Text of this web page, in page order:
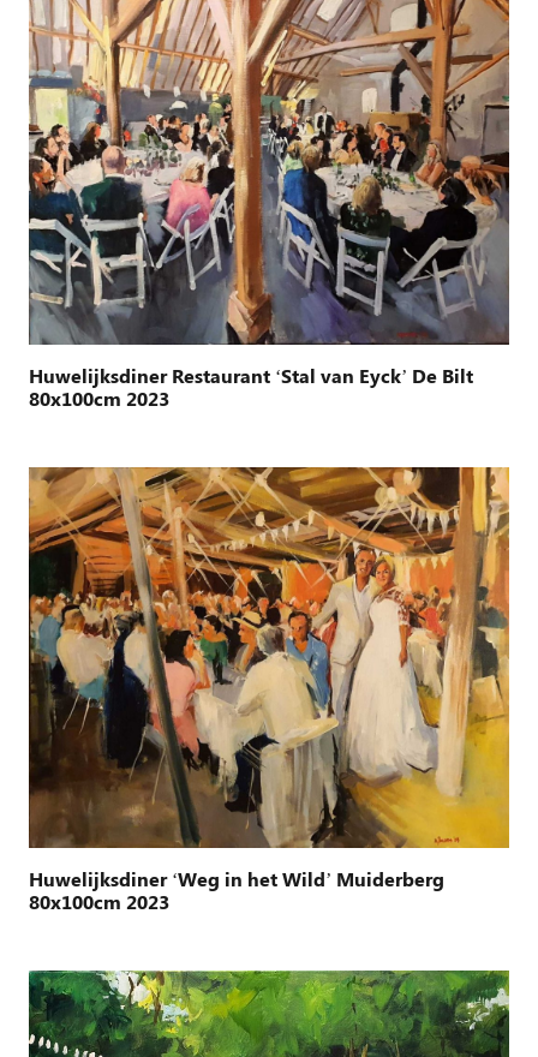
Huwelijksdiner Restaurant ‘Stal van Eyck’ De Bilt
80x100cm 2023
Huwelijksdiner ‘Weg in het Wild’ Muiderberg
80x100cm 2023